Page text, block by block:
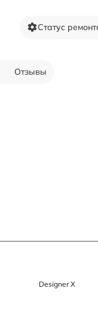
Статус
Отзывы
Designer X